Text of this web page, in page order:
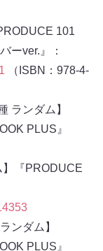
101
ーver.』：
（ISBN：978-4-
ランダム】
PLUS』
】『PRODUCE
ンダム】
PLUS』